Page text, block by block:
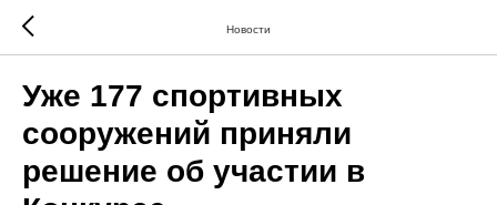
Новости
Уже 177 спортивных
сооружений приняли
решение об участии в